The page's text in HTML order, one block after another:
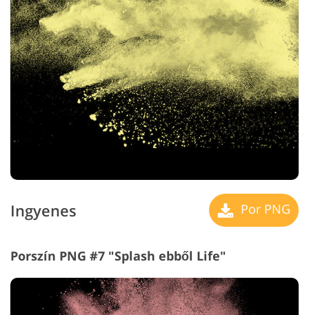
Ingyenes Por PNG
Porszín PNG #7 "Splash ebből Life"